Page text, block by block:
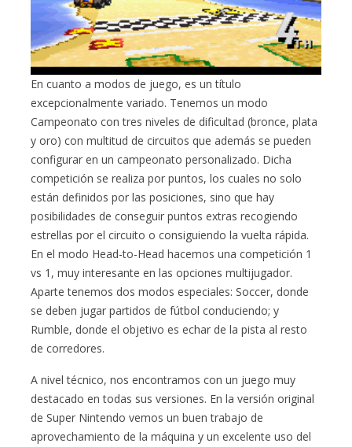
En cuanto a modos de juego, es un título
excepcionalmente variado. Tenemos un modo
Campeonato con tres niveles de dificultad (bronce, plata
y oro) con multitud de circuitos que además se pueden
configurar en un campeonato personalizado. Dicha
competición se realiza por puntos, los cuales no solo
están definidos por las posiciones, sino que hay
posibilidades de conseguir puntos extras recogiendo
estrellas por el circuito o consiguiendo la vuelta rápida.
En el modo Head-to-Head hacemos una competición 1
vs 1, muy interesante en las opciones multijugador.
Aparte tenemos dos modos especiales: Soccer, donde
se deben jugar partidos de fútbol conduciendo; y
Rumble, donde el objetivo es echar de la pista al resto
de corredores.
A nivel técnico, nos encontramos con un juego muy
destacado en todas sus versiones. En la versión original
de Super Nintendo vemos un buen trabajo de
aprovechamiento de la máquina y un excelente uso del